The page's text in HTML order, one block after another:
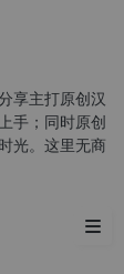
享主打原创汉
手；同时原创
光。这里无商